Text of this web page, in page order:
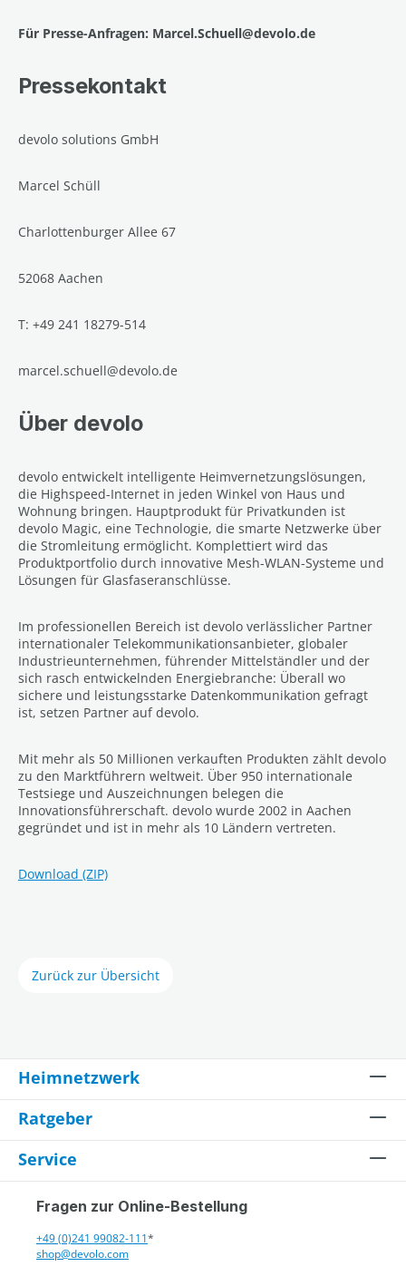
Für Presse-Anfragen: Marcel.Schuell@devolo.de
Pressekontakt
devolo solutions GmbH
Marcel Schüll
Charlottenburger Allee 67
52068 Aachen
T: +49 241 18279-514
marcel.schuell@devolo.de
Über devolo
devolo entwickelt intelligente Heimvernetzungslösungen,
die Highspeed-Internet in jeden Winkel von Haus und
Wohnung bringen. Hauptprodukt für Privatkunden ist
devolo Magic, eine Technologie, die smarte Netzwerke über
die Stromleitung ermöglicht. Komplettiert wird das
Produktportfolio durch innovative Mesh-WLAN-Systeme und
Lösungen für Glasfaseranschlüsse.
Im professionellen Bereich ist devolo verlässlicher Partner
internationaler Telekommunikationsanbieter, globaler
Industrieunternehmen, führender Mittelständler und der
sich rasch entwickelnden Energiebranche: Überall wo
sichere und leistungsstarke Datenkommunikation gefragt
ist, setzen Partner auf devolo.
Mit mehr als 50 Millionen verkauften Produkten zählt devolo
zu den Marktführern weltweit. Über 950 internationale
Testsiege und Auszeichnungen belegen die
Innovationsführerschaft. devolo wurde 2002 in Aachen
gegründet und ist in mehr als 10 Ländern vertreten.
Download (ZIP)
Zurück zur Übersicht
Heimnetzwerk
Ratgeber
Service
Fragen zur Online-Bestellung
+49 (0)241 99082-111*
shop@devolo.com